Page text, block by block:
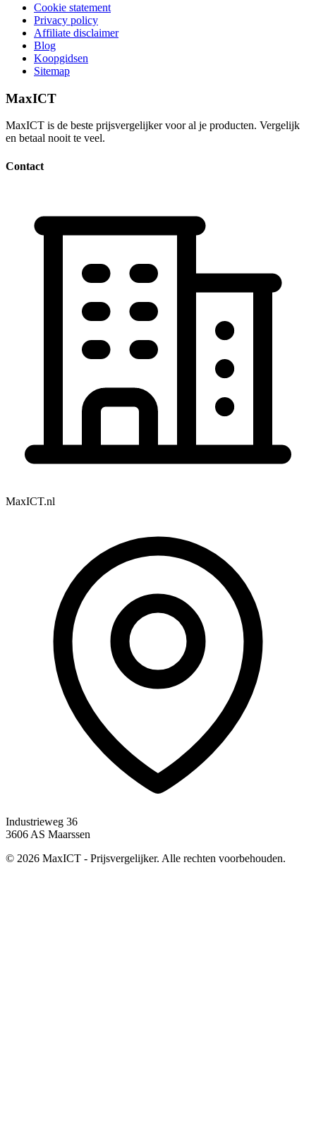
Cookie statement
Privacy policy
Affiliate disclaimer
Blog
Koopgidsen
Sitemap
MaxICT
MaxICT is de beste prijsvergelijker voor al je producten. Vergelijk
en betaal nooit te veel.
Contact
MaxICT.nl
Industrieweg 36
3606 AS Maarssen
© 2026 MaxICT - Prijsvergelijker. Alle rechten voorbehouden.